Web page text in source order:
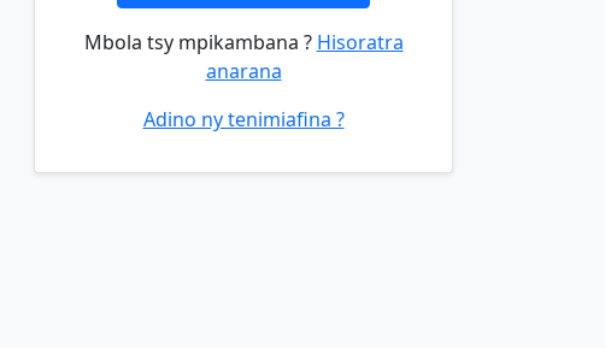
Mbola tsy mpikambana ? Hisoratra
anarana
Adino ny tenimiafina ?